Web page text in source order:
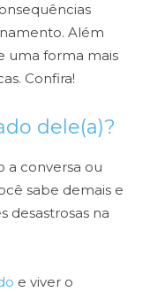
Além
uma forma mais
Confira!
dele(a)?
a conversa ou
sabe demais e
desastrosas na
e viver o